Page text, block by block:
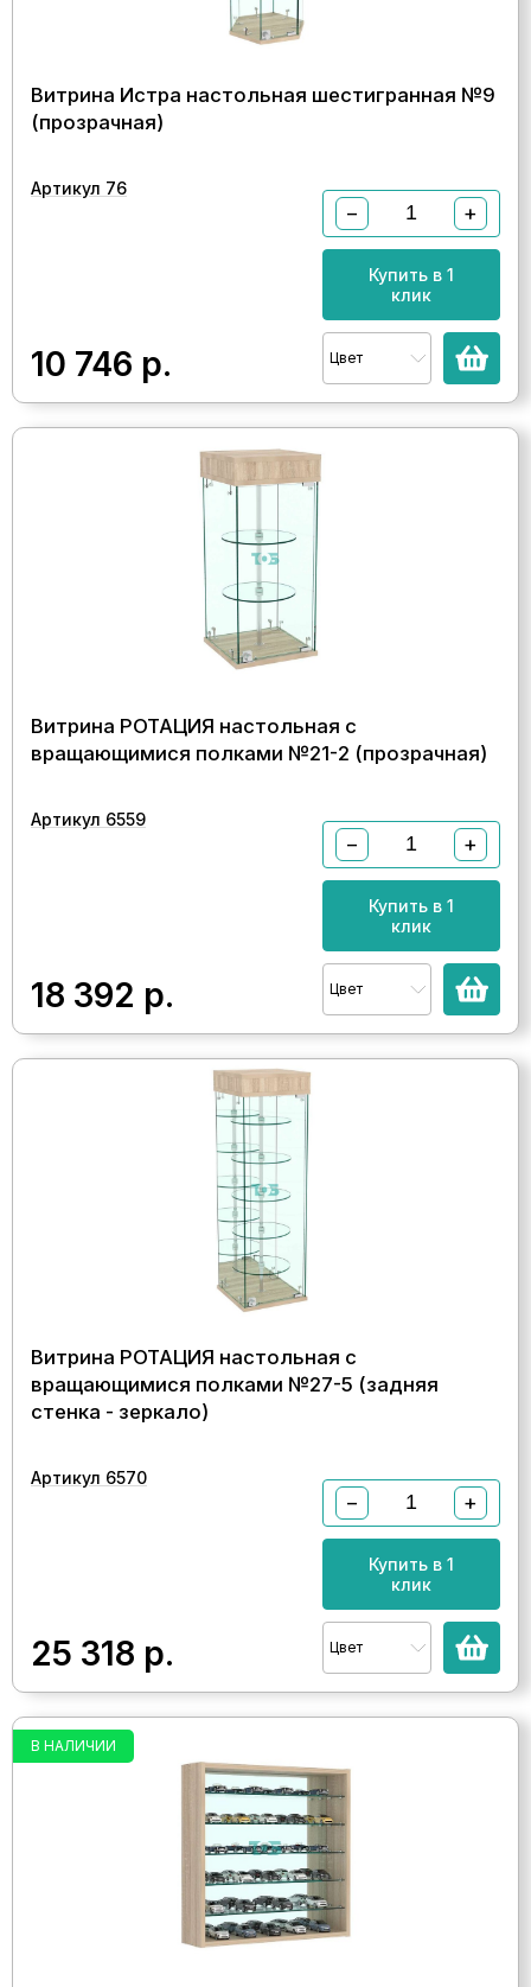
Витрина Истра настольная шестигранная №9
(прозрачная)
Артикул 76
10 746 р.
− +
Купить в 1
клик
Цвет
Витрина РОТАЦИЯ настольная с
вращающимися полками №21-2 (прозрачная)
Артикул 6559
18 392 р.
− +
Купить в 1
клик
Цвет
Витрина РОТАЦИЯ настольная с
вращающимися полками №27-5 (задняя
стенка - зеркало)
Артикул 6570
25 318 р.
− +
Купить в 1
клик
Цвет
В НАЛИЧИИ